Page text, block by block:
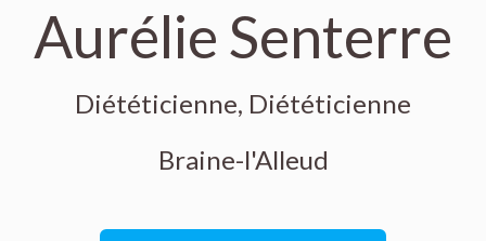
Aurélie Senterre
Diététicienne, Diététicienne
Braine-l'Alleud